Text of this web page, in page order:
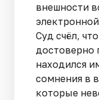
внешности
Суд счёл,
достоверно
находился
сомнения в
которые